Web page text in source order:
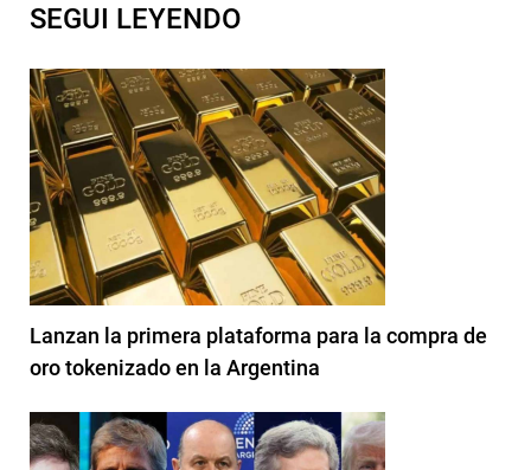
SEGUI LEYENDO
Lanzan la primera plataforma para la compra de
oro tokenizado en la Argentina